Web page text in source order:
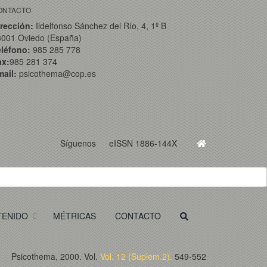
Ildelfonso Sánchez del Río, 4, 1º B
Oviedo (España)
985 285 778
985 281 374
psicothema@cop.es
Síguenos eISSN 1886-144X
MÉTRICAS CONTACTO
Psicothema, 2000. Vol. Vol. 12 (Suplem.2). 549-552